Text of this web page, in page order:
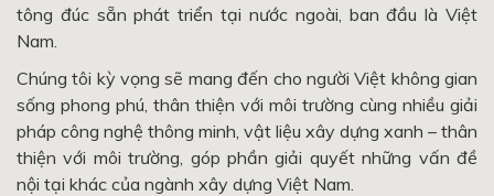
tông đúc sẵn phát triển tại nước ngoài, ban đầu là Việt
Nam.
Chúng tôi kỳ vọng sẽ mang đến cho người Việt không gian
sống phong phú, thân thiện với môi trường cùng nhiều giải
pháp công nghệ thông minh, vật liệu xây dựng xanh – thân
thiện với môi trường, góp phần giải quyết những vấn đề
nội tại khác của ngành xây dựng Việt Nam.